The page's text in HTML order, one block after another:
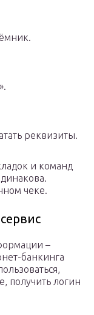
реквизиты.
и команд
чеке.
–
банкинга
получить логин